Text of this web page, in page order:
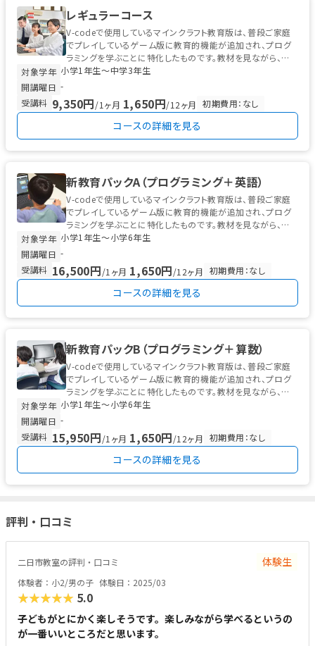
レギュラーコース
V-codeで使用しているマインクラフト教育版は、普段ご家庭
でプレイしているゲーム版に教育的機能が追加され、プログ
ラミングを学ぶことに特化したものです。教材を見ながら、ゲ
ーム感覚で基礎的なプログ...
対象学年 小学1年生〜中学3年生
開講曜日 -
受講料 9,350円/1ヶ月 1,650円/12ヶ月 初期費用：なし
コースの詳細を見る
新教育パックA（プログラミング＋英語）
V-codeで使用しているマインクラフト教育版は、普段ご家庭
でプレイしているゲーム版に教育的機能が追加され、プログ
ラミングを学ぶことに特化したものです。教材を見ながら、ゲ
ーム感覚で基礎的なプログ...
対象学年 小学1年生〜小学6年生
開講曜日 -
受講料 16,500円/1ヶ月 1,650円/12ヶ月 初期費用：なし
コースの詳細を見る
新教育パックB（プログラミング＋算数）
V-codeで使用しているマインクラフト教育版は、普段ご家庭
でプレイしているゲーム版に教育的機能が追加され、プログ
ラミングを学ぶことに特化したものです。教材を見ながら、ゲ
ーム感覚で基礎的なプログ...
対象学年 小学1年生〜小学6年生
開講曜日 -
受講料 15,950円/1ヶ月 1,650円/12ヶ月 初期費用：なし
コースの詳細を見る
評判・口コミ
二日市教室の評判・口コミ 体験生
体験者：小2/男の子 体験日：2025/03
★★★★★ 5.0
子どもがとにかく楽しそうです。楽しみながら学べるというの
が一番いいところだと思います。